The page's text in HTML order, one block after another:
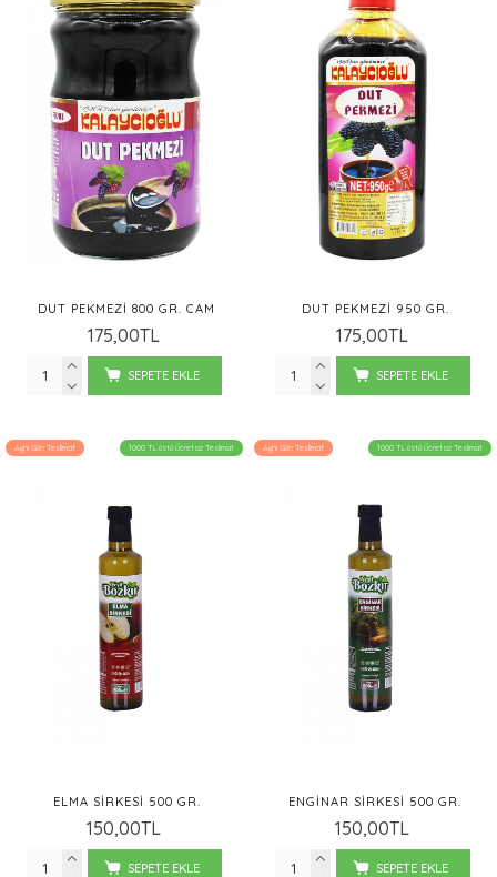
DUT PEKMEZI 800 GR. CAM
175,00TL
SEPETE EKLE
DUT PEKMEZI 950 GR.
175,00TL
SEPETE EKLE
Aynı Gün Teslimat 1000 TL üstü Ücretsiz Teslimat
ELMA SİRKESI 500 GR.
150,00TL
SEPETE EKLE
Aynı Gün Teslimat 1000 TL üstü Ücretsiz Teslimat
ENGINAR SIRKESI 500 GR.
150,00TL
SEPETE EKLE